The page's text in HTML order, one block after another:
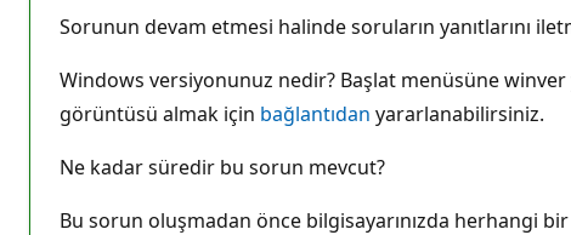
Sorunun devam etmesi halinde soruların yanıtlarını
Windows versiyonunuz nedir? Başlat menüsüne
görüntüsü almak için bağlantıdan yararlanabilirsiniz.
Ne kadar süredir bu sorun mevcut?
Bu sorun oluşmadan önce bilgisayarınızda herhangi bir